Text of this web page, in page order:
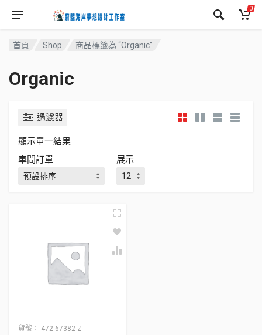
0
首頁 Shop 商品標籤為 “Organic”
Organic
過濾器
顯示單一結果
車間訂單
展示
貨號： 472-67382-Z